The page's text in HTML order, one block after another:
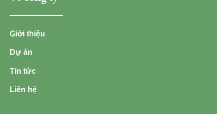
Giới thiệu
Dự án
Tin tức
Liên hệ